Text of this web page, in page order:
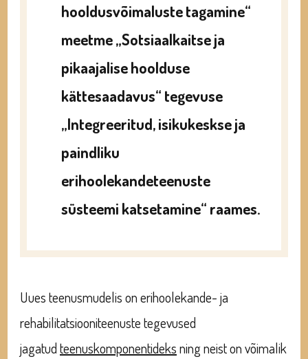
hooldusvõimaluste tagamine“
meetme „Sotsiaalkaitse ja
pikaajalise hoolduse
kättesaadavus“ tegevuse
„Integreeritud, isikukeskse ja
paindliku
erihoolekandeteenuste
süsteemi katsetamine“ raames.
Uues teenusmudelis on erihoolekande- ja
rehabilitatsiooniteenuste tegevused
jagatudteenuskomponentideksning neist on võimalik